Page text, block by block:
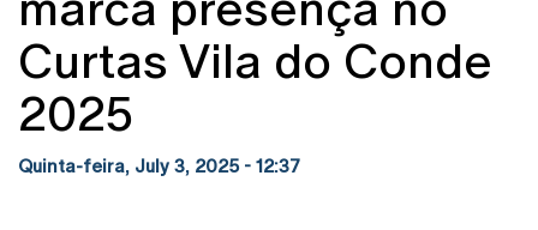
Curtas Vila do Conde
2025
Quinta-feira, July 3, 2025 - 12:37